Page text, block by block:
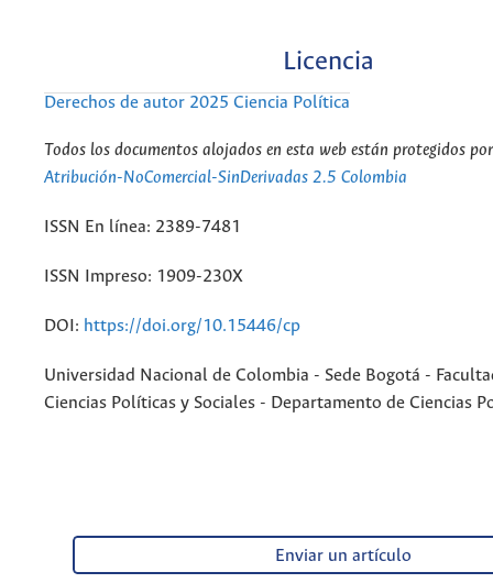
Licencia
Derechos de autor 2025 Ciencia Política
Todos los documentos alojados en esta web están protegidos
Atribución-NoComercial-SinDerivadas 2.5 Colombia
ISSN En línea: 2389-7481
ISSN Impreso: 1909-230X
DOI: https://doi.org/10.15446/cp
Universidad Nacional de Colombia - Sede Bogotá -
Ciencias Políticas y Sociales - Departamento de Ciencias
Enviar un artículo